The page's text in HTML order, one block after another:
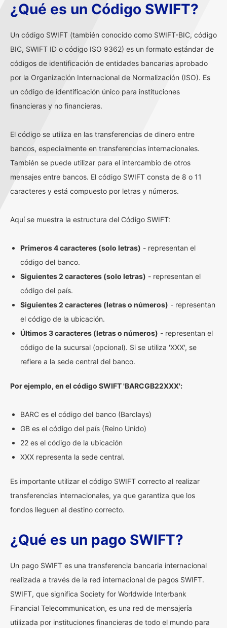
¿Qué es un Código SWIFT?
Un código SWIFT (también conocido como SWIFT-BIC, código
BIC, SWIFT ID o código ISO 9362) es un formato estándar de
códigos de identificación de entidades bancarias aprobado
por la Organización Internacional de Normalización (ISO). Es
un código de identificación único para instituciones
financieras y no financieras.
El código se utiliza en las transferencias de dinero entre
bancos, especialmente en transferencias internacionales.
También se puede utilizar para el intercambio de otros
mensajes entre bancos. El código SWIFT consta de 8 o 11
caracteres y está compuesto por letras y números.
Aquí se muestra la estructura del Código SWIFT:
Primeros 4 caracteres (solo letras) - representan el
código del banco.
Siguientes 2 caracteres (solo letras) - representan el
código del país.
Siguientes 2 caracteres (letras o números) - representan
el código de la ubicación.
Últimos 3 caracteres (letras o números) - representan el
código de la sucursal (opcional). Si se utiliza 'XXX', se
refiere a la sede central del banco.
Por ejemplo, en el código SWIFT 'BARCGB22XXX':
BARC es el código del banco (Barclays)
GB es el código del país (Reino Unido)
22 es el código de la ubicación
XXX representa la sede central.
Es importante utilizar el código SWIFT correcto al realizar
transferencias internacionales, ya que garantiza que los
fondos lleguen al destino correcto.
¿Qué es un pago SWIFT?
Un pago SWIFT es una transferencia bancaria internacional
realizada a través de la red internacional de pagos SWIFT.
SWIFT, que significa Society for Worldwide Interbank
Financial Telecommunication, es una red de mensajería
utilizada por instituciones financieras de todo el mundo para